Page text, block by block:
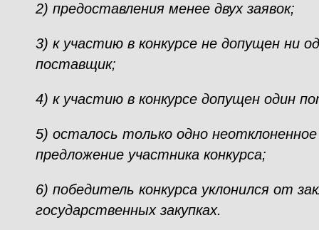
2) предоставления менее двух заявок;
3) к участию в конкурсе не допущен ни
поставщик;
4) к участию в конкурсе допущен один
5) осталось только одно неотклоненное
предложение участника конкурса;
6) победитель конкурса уклонился от
государственных закупках.